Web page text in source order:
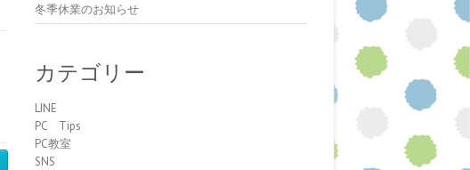
冬季休業のお知らせ
カテゴリー
LINE
PC Tips
PC教室
SNS